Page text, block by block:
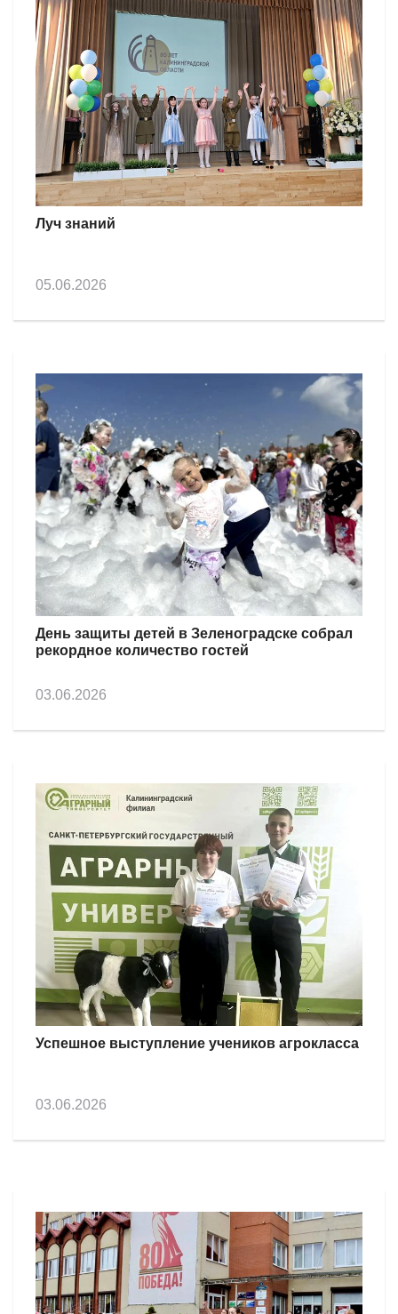
Луч знаний
05.06.2026
День защиты детей в Зеленоградске собрал
рекордное количество гостей
03.06.2026
Успешное выступление учеников агрокласса
03.06.2026